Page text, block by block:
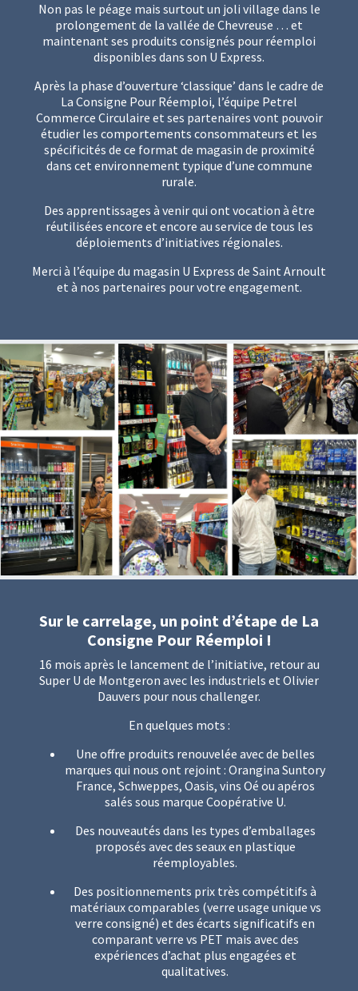
Non pas le péage mais surtout un joli village dans le
prolongement de la vallée de Chevreuse … et
maintenant ses produits consignés pour réemploi
disponibles dans son U Express.
Après la phase d’ouverture ‘classique’ dans le cadre de
La Consigne Pour Réemploi, l’équipe Petrel
Commerce Circulaire et ses partenaires vont pouvoir
étudier les comportements consommateurs et les
spécificités de ce format de magasin de proximité
dans cet environnement typique d’une commune
rurale.
Des apprentissages à venir qui ont vocation à être
réutilisées encore et encore au service de tous les
déploiements d’initiatives régionales.
Merci à l’équipe du magasin U Express de Saint Arnoult
et à nos partenaires pour votre engagement.
Sur le carrelage, un point d’étape de La
Consigne Pour Réemploi !
16 mois après le lancement de l’initiative, retour au
Super U de Montgeron avec les industriels et Olivier
Dauvers pour nous challenger.
En quelques mots :
Une offre produits renouvelée avec de belles
marques qui nous ont rejoint : Orangina Suntory
France, Schweppes, Oasis, vins Oé ou apéros
salés sous marque Coopérative U.
Des nouveautés dans les types d’emballages
proposés avec des seaux en plastique
réemployables.
Des positionnements prix très compétitifs à
matériaux comparables (verre usage unique vs
verre consigné) et des écarts significatifs en
comparant verre vs PET mais avec des
expériences d’achat plus engagées et
qualitatives.